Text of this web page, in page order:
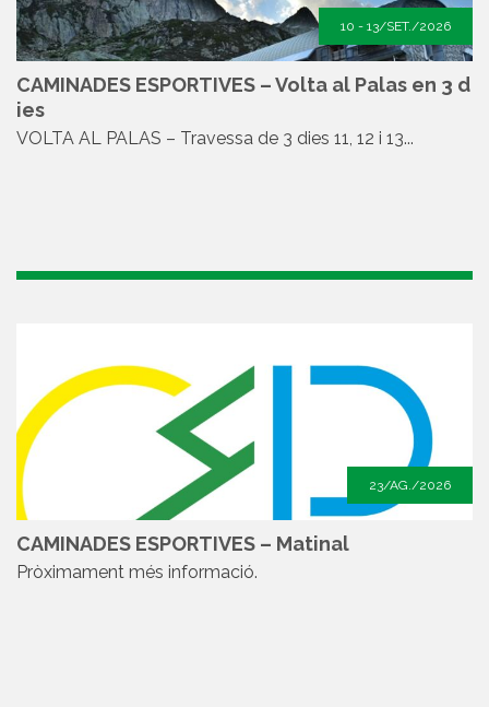
10 - 13/SET./2026
CAMINADES ESPORTIVES – Volta al Palas en 3 d
ies
VOLTA AL PALAS – Travessa de 3 dies 11, 12 i 13...
23/AG./2026
CAMINADES ESPORTIVES – Matinal
Pròximament més informació.